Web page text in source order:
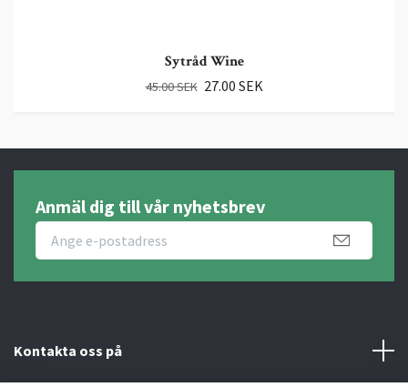
Sytråd Wine
45.00 SEK 27.00 SEK
Anmäl dig till vår nyhetsbrev
Kontakta oss på